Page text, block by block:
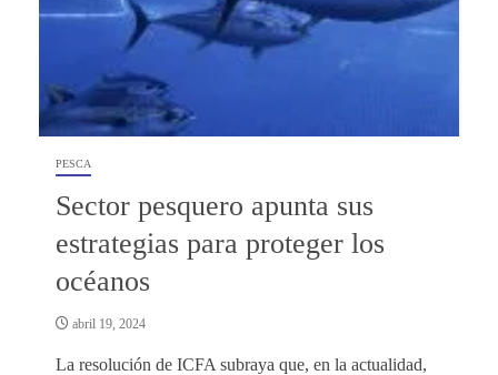
PESCA
Sector pesquero apunta sus
estrategias para proteger los
océanos
abril 19, 2024
La resolución de ICFA subraya que, en la actualidad,